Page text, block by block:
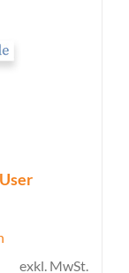
exkl. MwSt.